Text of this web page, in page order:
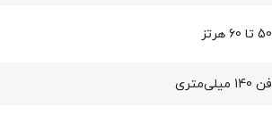
50 تا 60 هرتز
فن 140 میلی‌متری